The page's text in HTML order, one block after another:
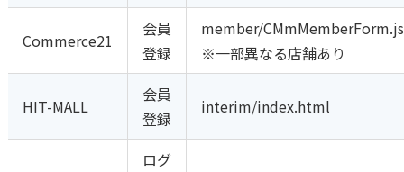
Commerce21
会員
登録
member/
※一部異なる店舗あり
HIT-MALL
会員
登録
interim/index.html
ログ